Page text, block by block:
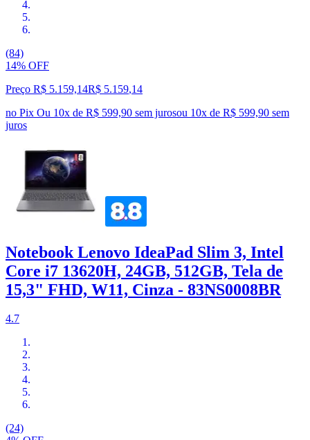
(84)
14% OFF
Preço R$ 5.159,14R$ 5.159,14
no Pix Ou 10x de R$ 599,90 sem jurosou 10x de R$ 599,90 sem
juros
Notebook Lenovo IdeaPad Slim 3, Intel
Core i7 13620H, 24GB, 512GB, Tela de
15,3" FHD, W11, Cinza - 83NS0008BR
4.7
(24)